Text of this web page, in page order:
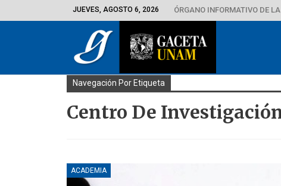
JUEVES, AGOSTO 6, 2026 ÓRGANO INFORMATIVO DE
Navegación Por Etiqueta
Centro De
ACADEMIA